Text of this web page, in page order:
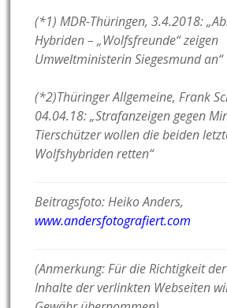
(*1) MDR-Thüringen, 3.4.2018:
Hybriden – „Wolfsfreunde“ zeigen
Umweltministerin Siegesmund an“
(*2)Thüringer Allgemeine, Frank
04.04.18: „Strafanzeigen gegen
Tierschützer wollen die beiden
Wolfshybriden retten“
Beitragsfoto: Heiko Anders,
www.andersfotografiert.com
(Anmerkung: Für die Richtigkeit
Inhalte der verlinkten Webseiten